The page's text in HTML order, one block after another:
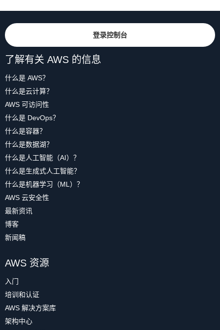
登录控制台
了解有关 AWS 的信息
什么是 AWS？
什么是云计算？
AWS 可访问性
什么是 DevOps？
什么是容器？
什么是数据湖？
什么是人工智能（AI）？
什么是生成式人工智能？
什么是机器学习（ML）？
AWS 云安全性
最新资讯
博客
新闻稿
AWS 资源
入门
培训和认证
AWS 解决方案库
架构中心